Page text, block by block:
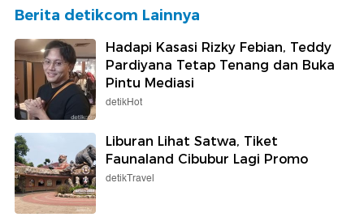
Berita detikcom Lainnya
Hadapi Kasasi Rizky Febian, Teddy
Pardiyana Tetap Tenang dan Buka
Pintu Mediasi
detikHot
Liburan Lihat Satwa, Tiket
Faunaland Cibubur Lagi Promo
detikTravel